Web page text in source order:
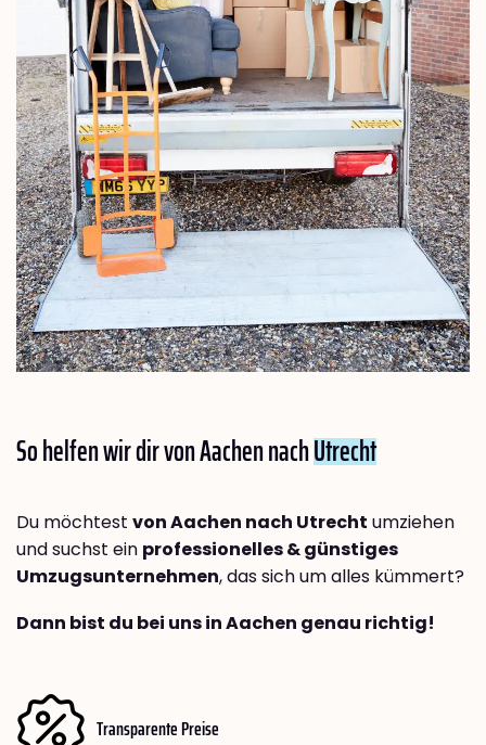
So helfen wir dir von Aachen nachUtrecht
Du möchtest von Aachen nach Utrecht umziehen
und suchst ein professionelles & günstiges
Umzugsunternehmen, das sich um alles kümmert?
Dann bist du bei uns in Aachen genau richtig!
Transparente Preise